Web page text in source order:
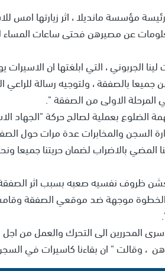
مؤسسة مانديلا ، اثر زيارتها
عن مصيرهن فحتى ساعات المساء
الجربوني ، التي ابلغتها ان الاسيرات
بالصفقة ، ولتوجيه رسالة
الاولى من الصفقة ".
18 عاما بتهمة الضلوع بعملية لصالح
السجن والمخابرات عدة مرات حول
المضي بالاضراب لضمان حريتنا جميعا
ظروف نفسيه صعبه بسبب اثر الصفقة
موجهة ضد موقعي الصفقة وقامت
المحررين الى التحرك والعمل
، وقالت " ان بقاءنا كاسيرات في